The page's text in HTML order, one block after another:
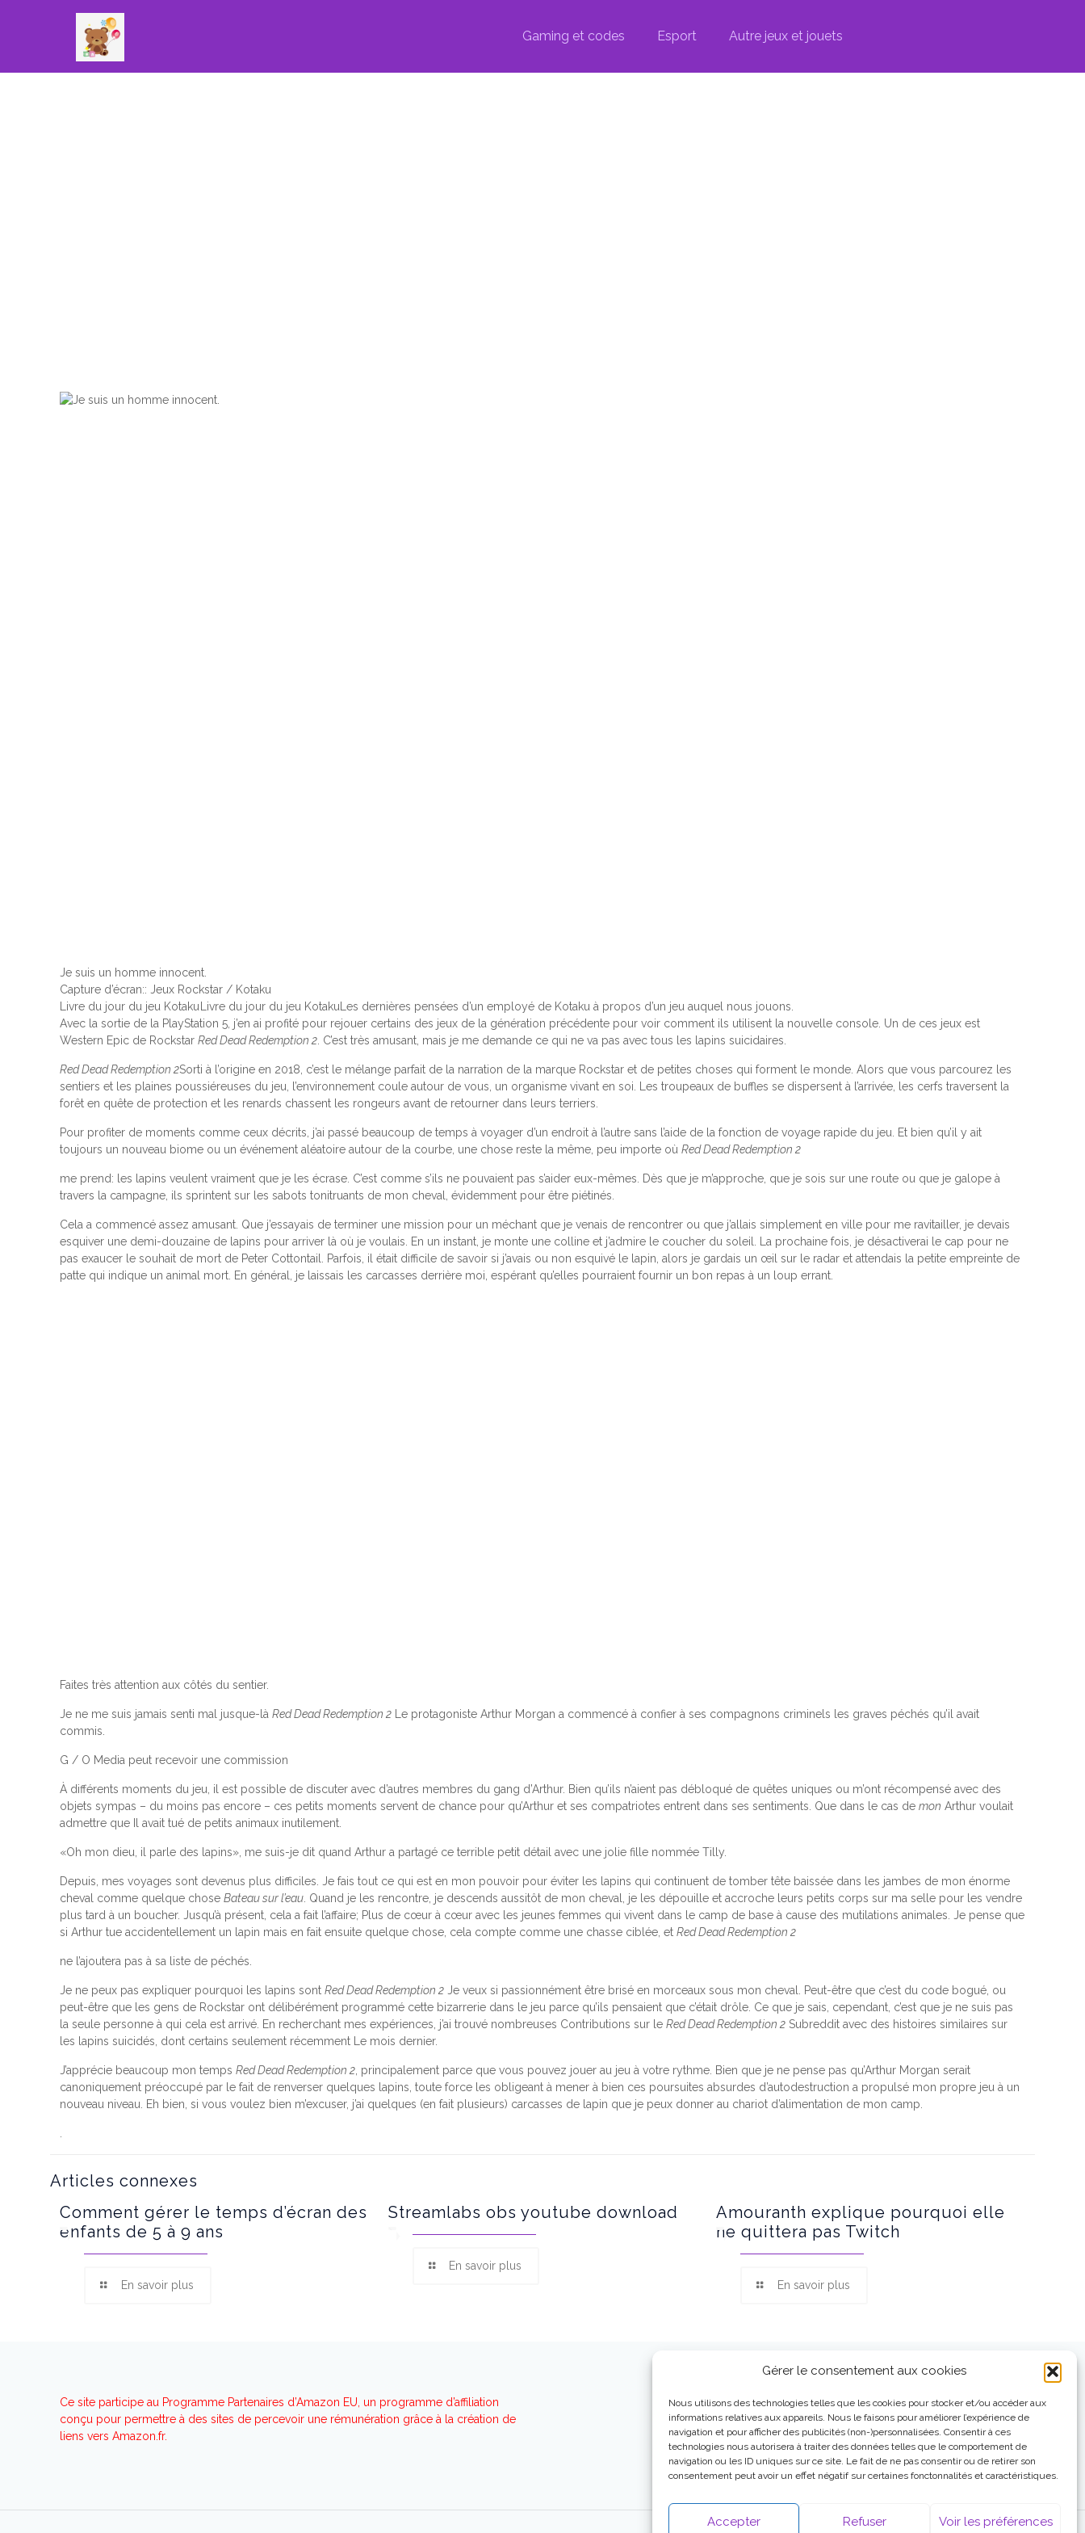
Gérer le consentement aux cookies
Nous utilisons des technologies telles que les cookies pour stocker et/ou accéder aux
informations relatives aux appareils. Nous le faisons pour améliorer l’expérience de
navigation et pour afficher des publicités (non-)personnalisées. Consentir à ces
technologies nous autorisera à traiter des données telles que le comportement de
navigation ou les ID uniques sur ce site. Le fait de ne pas consentir ou de retirer son
consentement peut avoir un effet négatif sur certaines fonctonnalités et caractéristiques.
Accepter Refuser Voir les préférences
Gaming et codes Esport Autre jeux et jouets
Je suis un homme innocent.
Capture d’écran:: Jeux Rockstar / Kotaku
Livre du jour du jeu Kotaku
Livre du jour du jeu Kotaku Les dernières pensées d’un employé de Kotaku à propos d’un jeu auquel nous jouons.
Avec la sortie de la PlayStation 5, j’en ai profité pour rejouer certains des jeux de la génération précédente pour voir comment ils utilisent la nouvelle console. Un de ces jeux est
Western Epic de RockstarRed Dead Redemption 2 . C’est très amusant, mais je me demande ce qui ne va pas avec tous les lapins suicidaires.
Red Dead Redemption 2Sorti à l’origine en 2018, c’est le mélange parfait de la narration de la marque Rockstar et de petites choses qui forment le monde. Alors que vous parcourez les
sentiers et les plaines poussiéreuses du jeu, l’environnement coule autour de vous, un organisme vivant en soi. Les troupeaux de buffles se dispersent à l’arrivée, les cerfs traversent la
forêt en quête de protection et les renards chassent les rongeurs avant de retourner dans leurs terriers.
Pour profiter de moments comme ceux décrits, j’ai passé beaucoup de temps à voyager d’un endroit à l’autre sans l’aide de la fonction de voyage rapide du jeu. Et bien qu’il y ait
toujours un nouveau biome ou un événement aléatoire autour de la courbe, une chose reste la même, peu importe oùRed Dead Redemption 2
me prend: les lapins veulent vraiment que je les écrase. C’est comme s’ils ne pouvaient pas s’aider eux-mêmes. Dès que je m’approche, que je sois sur une route ou que je galope à
travers la campagne, ils sprintent sur les sabots tonitruants de mon cheval, évidemment pour être piétinés.
Cela a commencé assez amusant. Que j’essayais de terminer une mission pour un méchant que je venais de rencontrer ou que j’allais simplement en ville pour me ravitailler, je devais
esquiver une demi-douzaine de lapins pour arriver là où je voulais. En un instant, je monte une colline et j’admire le coucher du soleil. La prochaine fois, je désactiverai le cap pour ne
pas exaucer le souhait de mort de Peter Cottontail. Parfois, il était difficile de savoir si j’avais ou non esquivé le lapin, alors je gardais un œil sur le radar et attendais la petite empreinte de
patte qui indique un animal mort. En général, je laissais les carcasses derrière moi, espérant qu’elles pourraient fournir un bon repas à un loup errant.
Faites très attention aux côtés du sentier.
Je ne me suis jamais senti mal jusque-làRed Dead Redemption 2 Le protagoniste Arthur Morgan a commencé à confier à ses compagnons criminels les graves péchés qu’il avait
commis.
G / O Media peut recevoir une commission
À différents moments du jeu, il est possible de discuter avec d’autres membres du gang d’Arthur. Bien qu’ils n’aient pas débloqué de quêtes uniques ou m’ont récompensé avec des
objets sympas – du moins pas encore – ces petits moments servent de chance pour qu’Arthur et ses compatriotes entrent dans ses sentiments. Que dans le cas demon Arthur voulait
admettre que Il avait tué de petits animaux inutilement.
«Oh mon dieu, il parle des lapins», me suis-je dit quand Arthur a partagé ce terrible petit détail avec une jolie fille nommée Tilly.
Depuis, mes voyages sont devenus plus difficiles. Je fais tout ce qui est en mon pouvoir pour éviter les lapins qui continuent de tomber tête baissée dans les jambes de mon énorme
cheval comme quelque choseBateau sur l’eau . Quand je les rencontre, je descends aussitôt de mon cheval, je les dépouille et accroche leurs petits corps sur ma selle pour les vendre
plus tard à un boucher. Jusqu’à présent, cela a fait l’affaire; Plus de cœur à cœur avec les jeunes femmes qui vivent dans le camp de base à cause des mutilations animales. Je pense que
si Arthur tue accidentellement un lapin mais en fait ensuite quelque chose, cela compte comme une chasse ciblée, etRed Dead Redemption 2
ne l’ajoutera pas à sa liste de péchés.
Je ne peux pas expliquer pourquoi les lapins sontRed Dead Redemption 2 Je veux si passionnément être brisé en morceaux sous mon cheval. Peut-être que c’est du code bogué, ou
peut-être que les gens de Rockstar ont délibérément programmé cette bizarrerie dans le jeu parce qu’ils pensaient que c’était drôle. Ce que je sais, cependant, c’est que je ne suis pas
la seule personne à qui cela est arrivé. En recherchant mes expériences, j’ai trouvé nombreuses Contributions sur leRed Dead Redemption 2 Subreddit avec des histoires similaires sur
les lapins suicidés, dont certains seulement récemment
Le mois dernier.
J’apprécie beaucoup mon tempsRed Dead Redemption 2 , principalement parce que vous pouvez jouer au jeu à votre rythme. Bien que je ne pense pas qu’Arthur Morgan serait
canoniquement préoccupé par le fait de renverser quelques lapins, toute force les obligeant à mener à bien ces poursuites absurdes d’autodestruction a propulsé mon propre jeu à un
nouveau niveau. Eh bien, si vous voulez bien m’excuser, j’ai quelques (en fait plusieurs) carcasses de lapin que je peux donner au chariot d’alimentation de mon camp.
Articles connexes
Comment gérer le temps d’écran des
enfants de 5 à 9 ans
En savoir plus
Streamlabs obs youtube download
En savoir plus
Amouranth explique pourquoi elle
ne quittera pas Twitch
En savoir plus
Ce site participe au Programme Partenaires d’Amazon EU, un programme d’affiliation
conçu pour permettre à des sites de percevoir une rémunération grâce à la création de
liens vers Amazon.fr.